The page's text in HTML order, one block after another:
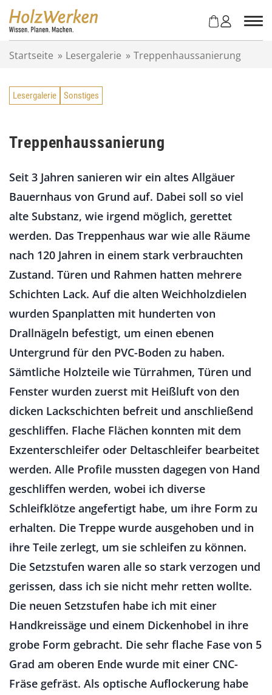
Startseite » Lesergalerie » Treppenhaussanierung
Lesergalerie Sonstiges
Treppenhaussanierung
Seit 3 Jahren sanieren wir ein altes Allgäuer
Bauernhaus von Grund auf. Dabei soll so viel
alte Substanz, wie irgend möglich, gerettet
werden. Das Treppenhaus war wie alle Räume
nach 120 Jahren in einem stark verbrauchten
Zustand. Türen und Rahmen hatten mehrere
Schichten Lack. Auf die alten Weichholzdielen
wurden Spanplatten mit hunderten von
Drallnägeln befestigt, um einen ebenen
Untergrund für den PVC-Boden zu haben.
Sämtliche Holzteile wie Türrahmen, Türen und
Fenster wurden zuerst mit Heißluft von den
dicken Lackschichten befreit und anschließend
geschliffen. Flache Flächen konnten mit dem
Exzenterschleifer oder Deltaschleifer bearbeitet
werden. Alle Profile mussten dagegen von Hand
geschliffen werden, wobei ich diverse
Schleifklötze angefertigt habe, um ihre Form zu
erhalten. Die Treppe wurde ausgehoben und in
ihre Teile zerlegt, um sie schleifen zu können.
Die Setzstufen waren alle so stark verzogen und
gerissen, dass ich sie nicht mehr retten wollte.
Die neuen Setzstufen habe ich mit einer
Handkreissäge und einem Dickenhobel in ihre
grobe Form gebracht. Die sehr flache Fase von 5
Grad am oberen Ende wurde mit einer CNC-
Fräse gefräst. Als optische Auflockerung habe